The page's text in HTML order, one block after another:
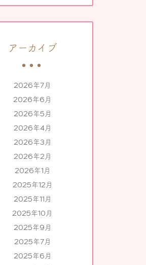
アーカイブ
2026年7月
2026年6月
2026年5月
2026年4月
2026年3月
2026年2月
2026年1月
2025年12月
2025年11月
2025年10月
2025年9月
2025年7月
2025年6月